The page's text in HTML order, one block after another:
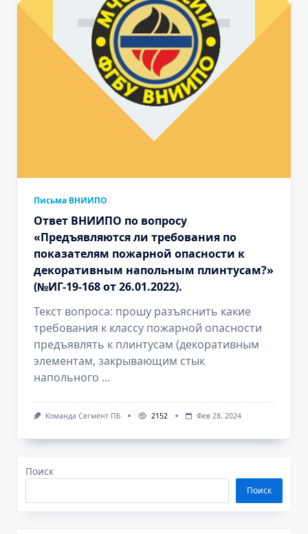
Письма ВНИИПО
Ответ ВНИИПО по вопросу
«Предъявляются ли требования по
показателям пожарной опасности к
декоративным напольным плинтусам?»
(№ИГ-19-168 от 26.01.2022).
Текст вопроса: прошу разъяснить какие
требования к классу пожарной опасности
предъявлять к плинтусам (декоративным
элементам, закрывающим стык
напольного ...
Команда Сегмент ПБ 2152 Фев 28, 2024
Поиск
Поиск